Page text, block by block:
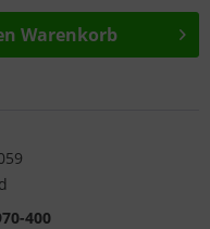
Warenkorb
400